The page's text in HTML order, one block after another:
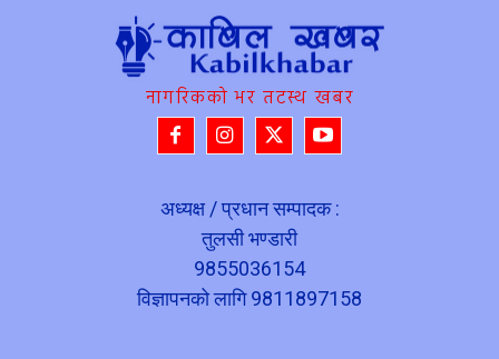
नागरिकको भर तटस्थ खबर
अध्यक्ष / प्रधान सम्पादक :
तुलसी भण्डारी
9855036154
विज्ञापनको लागि 9811897158